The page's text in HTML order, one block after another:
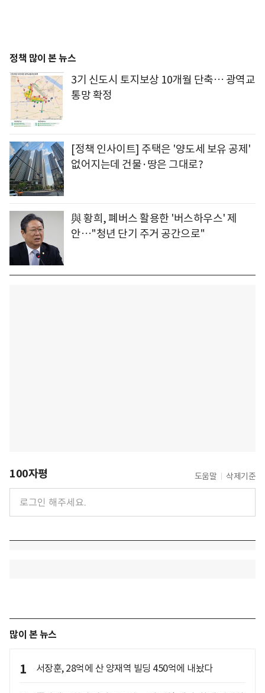
정책 많이 본 뉴스
3기 신도시 토지보상 10개월 단축… 광역교
통망 확정
[정책 인사이트] 주택은 '양도세 보유 공제'
없어지는데 건물·땅은 그대로?
與 황희, 폐버스 활용한 '버스하우스' 제
안…"청년 단기 주거 공간으로"
100자평 도움말 삭제기준
많이 본 뉴스
1 서장훈, 28억에 산 양재역 빌딩 450억에 내놨다